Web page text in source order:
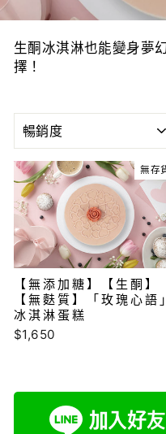
生酮冰淇淋也能變身夢
擇！
序
無存
【無添加糖】【生酮】
【無麩質】「玫瑰心語」
冰淇淋蛋糕
$1,650